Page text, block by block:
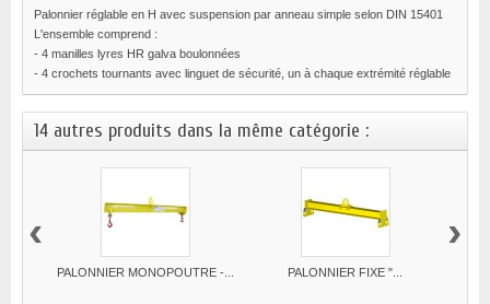
Palonnier réglable en H avec suspension par anneau simple selon DIN 15401
L'ensemble comprend :
- 4 manilles lyres HR galva boulonnées
- 4 crochets tournants avec linguet de sécurité, un à chaque extrémité réglable
14 autres produits dans la même catégorie :
PALONNIER MONOPOUTRE -... PALONNIER FIXE "...
‹ ›